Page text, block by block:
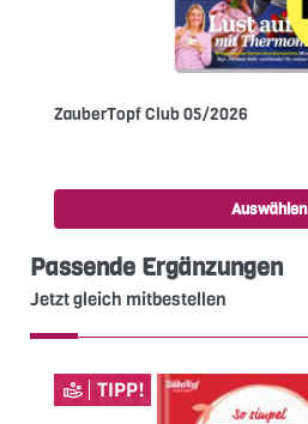
ZauberTopf Club 05/2026
Auswählen
Passende Ergänzungen
Jetzt gleich mitbestellen
TIPP!